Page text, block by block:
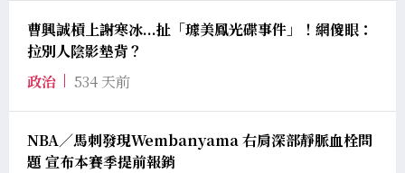
曹興誠槓上謝寒冰...扯「璩美鳳光碟事件」！網傻眼：
拉別人陰影墊背？
政治
534 天前
NBA／馬刺發現Wembanyama 右肩深部靜脈血栓問
題 宣布本賽季提前報銷